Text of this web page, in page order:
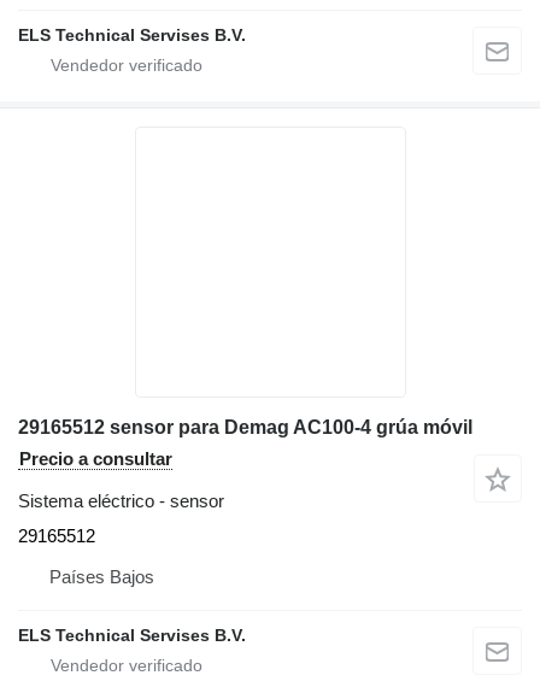
ELS Technical Servises B.V.
29165512 sensor para Demag AC100-4 grúa móvil
Precio a consultar
Sistema eléctrico - sensor
29165512
Países Bajos
ELS Technical Servises B.V.